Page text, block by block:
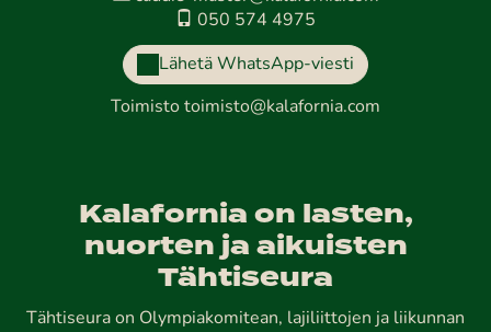
050 574 4975
Lähetä WhatsApp-viesti
Toimisto toimisto@kalafornia.com
Kalafornia on lasten,
nuorten ja aikuisten
Tähtiseura
Tähtiseura on Olympiakomitean, lajiliittojen ja liikunnan